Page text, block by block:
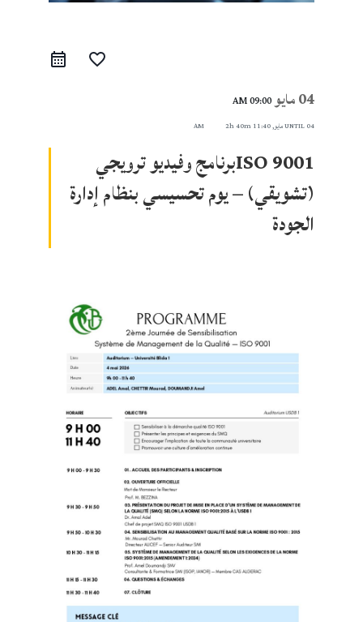
favorite_border
04 مايو 09:00 AM
UNTIL04 مايو, 11:40 AM 2h 40m
ISO 9001برنامج وفيديو ترويجي
(تشويقي) – يوم تحسيسي بنظام إدارة
الجودة